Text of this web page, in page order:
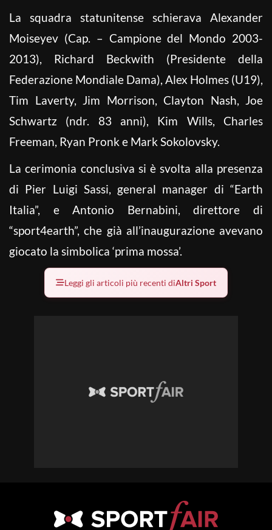
La squadra statunitense schierava Alexander
Moiseyev (Cap. – Campione del Mondo 2003-
2013), Richard Beckwith (Presidente della
Federazione Mondiale Dama), Alex Holmes (U19),
Tim Laverty, Jim Morrison, Clayton Nash, Joe
Schwartz (ndr. 83 anni), Kim Wills, Charles
Freeman, Ryan Pronk e Mark Sokolovsky.
La cerimonia conclusiva si è svolta alla presenza
di Pier Luigi Sassi, general manager di “Earth
Italia”, e Antonio Bernabini, direttore di
“sport4earth”, che già all’inaugurazione avevano
giocato la simbolica ‘prima mossa’.
Leggi gli articoli più recenti diAltri Sport